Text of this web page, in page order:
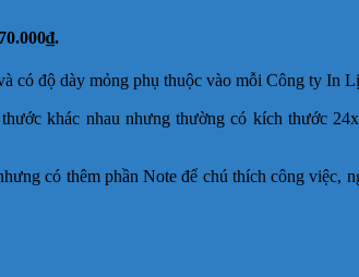
có độ dày mỏng phụ thuộc vào mỗi Công ty In
khác nhau nhưng thường có kích thước
có thêm phần Note để chú thích công